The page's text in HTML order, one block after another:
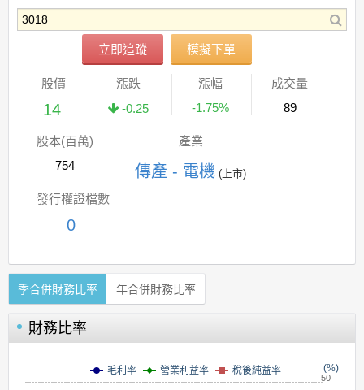
立即追蹤 模擬下單
股價
14
漲跌
-0.25
漲幅
-1.75%
成交量
89
股本(百萬)
754
產業
傳產 - 電機 (上市)
發行權證檔數
0
季合併財務比率 年合併財務比率
財務比率
(%)
毛利率 營業利益率 稅後純益率
50